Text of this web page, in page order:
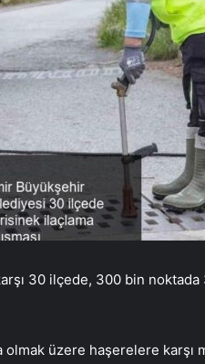
30 ilçede, 300 bin
üzere haşerelere karşı